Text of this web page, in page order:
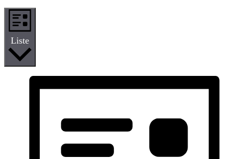
Liste